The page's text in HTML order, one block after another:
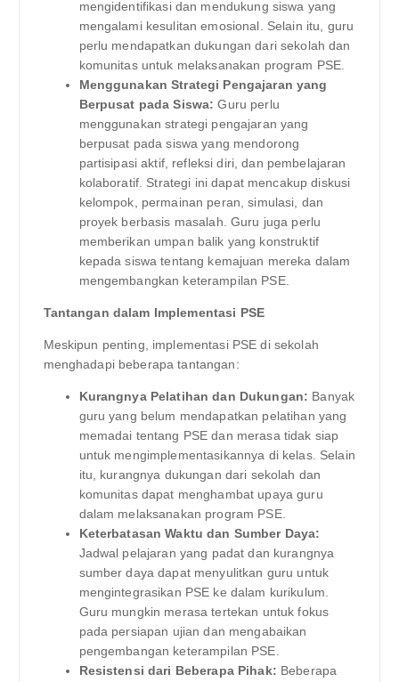
mengidentifikasi dan mendukung siswa yang
mengalami kesulitan emosional. Selain itu, guru
perlu mendapatkan dukungan dari sekolah dan
komunitas untuk melaksanakan program PSE.
Menggunakan Strategi Pengajaran yang
Berpusat pada Siswa: Guru perlu
menggunakan strategi pengajaran yang
berpusat pada siswa yang mendorong
partisipasi aktif, refleksi diri, dan pembelajaran
kolaboratif. Strategi ini dapat mencakup diskusi
kelompok, permainan peran, simulasi, dan
proyek berbasis masalah. Guru juga perlu
memberikan umpan balik yang konstruktif
kepada siswa tentang kemajuan mereka dalam
mengembangkan keterampilan PSE.
Tantangan dalam Implementasi PSE
Meskipun penting, implementasi PSE di sekolah
menghadapi beberapa tantangan:
Kurangnya Pelatihan dan Dukungan: Banyak
guru yang belum mendapatkan pelatihan yang
memadai tentang PSE dan merasa tidak siap
untuk mengimplementasikannya di kelas. Selain
itu, kurangnya dukungan dari sekolah dan
komunitas dapat menghambat upaya guru
dalam melaksanakan program PSE.
Keterbatasan Waktu dan Sumber Daya:
Jadwal pelajaran yang padat dan kurangnya
sumber daya dapat menyulitkan guru untuk
mengintegrasikan PSE ke dalam kurikulum.
Guru mungkin merasa tertekan untuk fokus
pada persiapan ujian dan mengabaikan
pengembangan keterampilan PSE.
Resistensi dari Beberapa Pihak: Beberapa